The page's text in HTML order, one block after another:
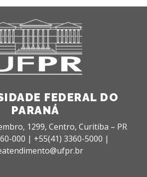
FEDERAL DO
PARANÁ
1299, Centro, Curitiba – PR
000 | +55(41) 3360-5000 |